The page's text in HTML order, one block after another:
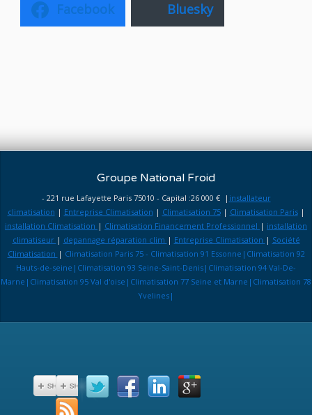
Facebook Bluesky
Groupe National Froid
- 221 rue Lafayette Paris 75010 - Capital :26 000 € | installateur
climatisation | Entreprise Climatisation | Climatisation 75| Climatisation Paris|
installation Climatisation | Climatisation Financement Professionnel | installation
climatiseur | depannage réparation clim | Entreprise Climatisation | Société
Climatisation | Climatisation Paris 75 - Climatisation 91 Essonne|Climatisation 92
Hauts-de-seine|Climatisation 93 Seine-Saint-Denis|Climatisation 94 Val-De-
Marne|Climatisation 95 Val d'oise|Climatisation 77 Seine et Marne|Climatisation 78
Yvelines|